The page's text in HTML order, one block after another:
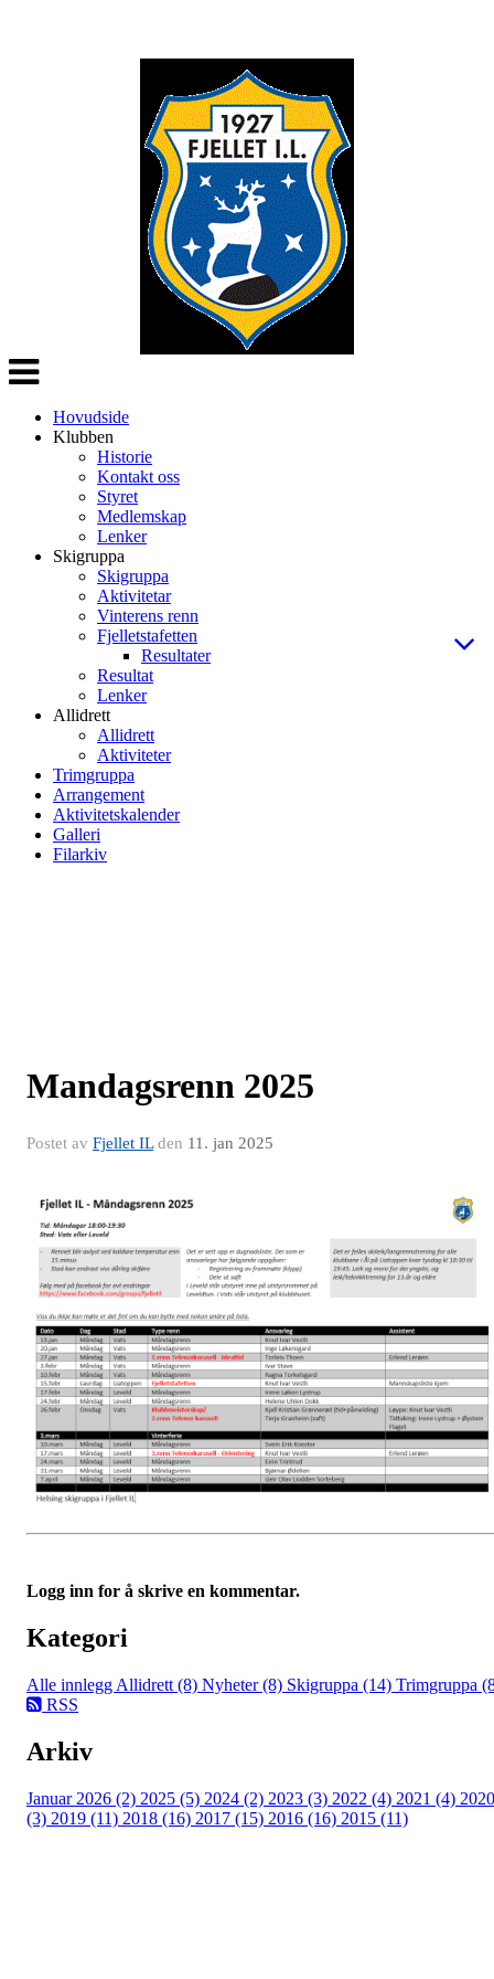
Veksle
navigasjon
Hovudside
Klubben
Historie
Kontakt oss
Styret
Medlemskap
Lenker
Skigruppa
Skigruppa
Aktivitetar
Vinterens renn
Fjelletstafetten
Resultater
Resultat
Lenker
Allidrett
Allidrett
Aktiviteter
Trimgruppa
Arrangement
Aktivitetskalender
Galleri
Filarkiv
Mandagsrenn 2025
Postet av Fjellet ILden 11. jan 2025
Logg inn for å skrive en kommentar.
Kategori
Alle innlegg Allidrett (8) Nyheter (8) Skigruppa (14) Trimgruppa
RSS
Arkiv
Januar 2026 (2) 2025 (5) 2024 (2) 2023 (3) 2022 (4) 2021 (4) 2020
(3) 2019 (11) 2018 (16) 2017 (15) 2016 (16) 2015 (11)